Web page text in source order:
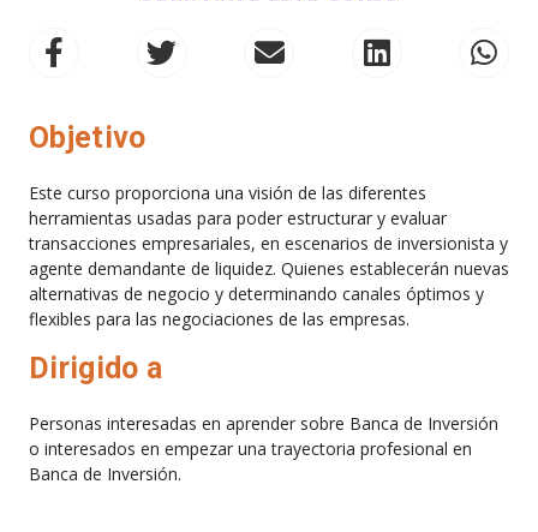
Objetivo
Este curso proporciona una visión de las diferentes
herramientas usadas para poder estructurar y evaluar
transacciones empresariales, en escenarios de inversionista y
agente demandante de liquidez. Quienes establecerán nuevas
alternativas de negocio y determinando canales óptimos y
flexibles para las negociaciones de las empresas.
Dirigido a
Personas interesadas en aprender sobre Banca de Inversión
o interesados en empezar una trayectoria profesional en
Banca de Inversión.